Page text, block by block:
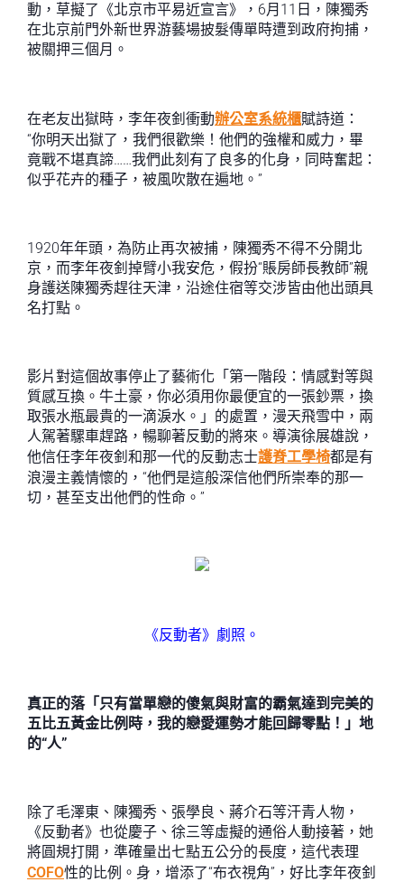
動，草擬了《北京市平易近宣言》，6月11日，陳獨秀
在北京前門外新世界游藝場披髮傳單時遭到政府拘捕，
被關押三個月。
在老友出獄時，李年夜釗衝動辦公室系統櫃賦詩道：
“你明天出獄了，我們很歡樂！他們的強權和威力，畢
竟戰不堪真諦……我們此刻有了良多的化身，同時奮起：
似乎花卉的種子，被風吹散在遍地。”
1920年年頭，為防止再次被捕，陳獨秀不得不分開北
京，而李年夜釗掉臂小我安危，假扮“賬房師長教師”親
身護送陳獨秀趕往天津，沿途住宿等交涉皆由他出頭具
名打點。
影片對這個故事停止了藝術化「第一階段：情感對等與
質感互換。牛土豪，你必須用你最便宜的一張鈔票，換
取張水瓶最貴的一滴淚水。」的處置，漫天飛雪中，兩
人駕著騾車趕路，暢聊著反動的將來。導演徐展雄說，
他信任李年夜釗和那一代的反動志士護脊工學椅都是有
浪漫主義情懷的，“他們是這般深信他們所崇奉的那一
切，甚至支出他們的性命。”
《反動者》劇照。
真正的落「只有當單戀的傻氣與財富的霸氣達到完美的
五比五黃金比例時，我的戀愛運勢才能回歸零點！」地
的“人”
除了毛澤東、陳獨秀、張學良、蔣介石等汗青人物，
《反動者》也從慶子、徐三等虛擬的通俗人動接著，她
將圓規打開，準確量出七點五公分的長度，這代表理
COFO性的比例。身，增添了“布衣視角”，好比李年夜釗